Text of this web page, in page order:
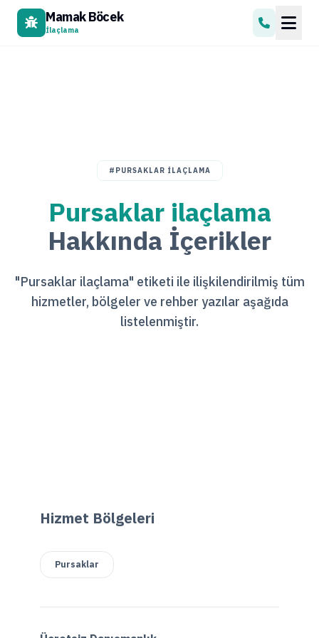
Mamak Böcek
İlaçlama
#PURSAKLAR ILAÇLAMA
Pursaklar ilaçlama
Hakkında İçerikler
"Pursaklar ilaçlama" etiketi ile ilişkilendirilmiş tüm
hizmetler, bölgeler ve rehber yazılar aşağıda
listelenmiştir.
Hizmet Bölgeleri
Pursaklar